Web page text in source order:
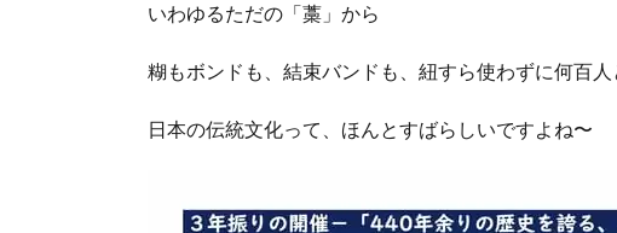
いわゆるただの「藁」から
糊もボンドも、結束バンドも、紐すら使わずに何百
日本の伝統文化って、ほんとすばらしいですよね〜